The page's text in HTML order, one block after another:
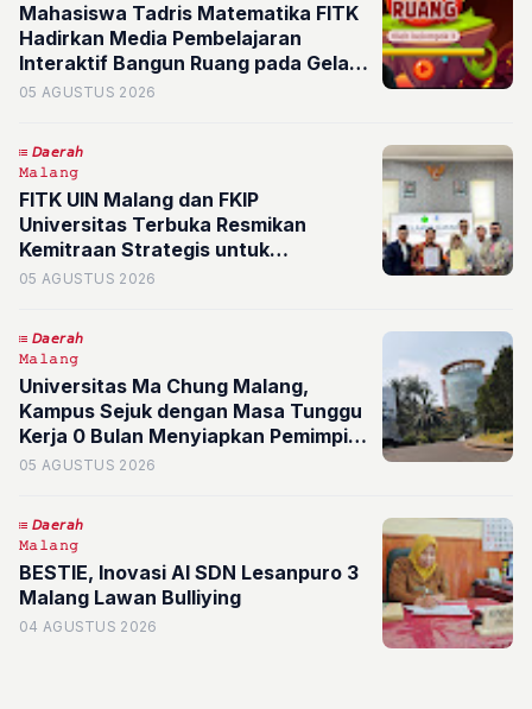
Mahasiswa Tadris Matematika FITK
Hadirkan Media Pembelajaran
Interaktif Bangun Ruang pada Gelar
Karya 2026
05 AGUSTUS 2026
𝘋𝘢𝘦𝘳𝘢𝘩
𝙼𝚊𝚕𝚊𝚗𝚐
FITK UIN Malang dan FKIP
Universitas Terbuka Resmikan
Kemitraan Strategis untuk
Membangun Pendidikan Berkelas
05 AGUSTUS 2026
𝘋𝘢𝘦𝘳𝘢𝘩
𝙼𝚊𝚕𝚊𝚗𝚐
Universitas Ma Chung Malang,
Kampus Sejuk dengan Masa Tunggu
Kerja 0 Bulan Menyiapkan Pemimpin
Masa Depan
05 AGUSTUS 2026
𝘋𝘢𝘦𝘳𝘢𝘩
𝙼𝚊𝚕𝚊𝚗𝚐
BESTIE, Inovasi AI SDN Lesanpuro 3
Malang Lawan Bulliying
04 AGUSTUS 2026